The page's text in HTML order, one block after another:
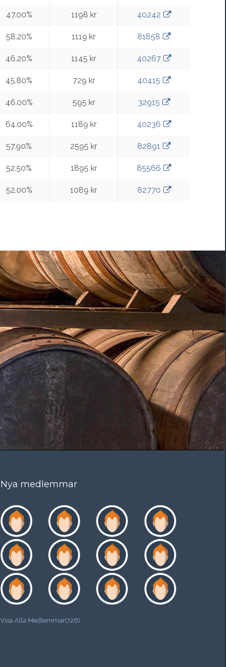
47.00% 1198 kr 40242
58.20% 1119 kr 81858
46.20% 1145 kr 40267
45.80% 729 kr 40415
46.00% 595 kr 32915
64.00% 1189 kr 40236
57.90% 2595 kr 82891
52.50% 1895 kr 85566
52.00% 1089 kr 82770
Nya medlemmar
Visa Alla Medlemmar(726)